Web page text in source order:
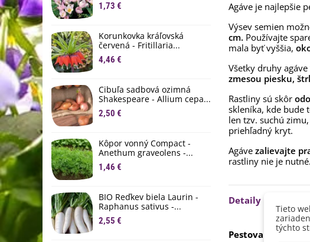
1,73 €
Korunkovka kráľovská
červená - Fritillaria...
4,46 €
Cibuľa sadbová ozimná
Shakespeare - Allium cepa...
2,50 €
Kôpor vonný Compact -
Anethum graveolens -...
1,46 €
BIO Reďkev biela Laurin -
Raphanus sativus -...
2,55 €
8,68 €
Kuchynské
plochu -
3,80 €
Mrkva
Daucus
1,53 €
Ľalia
cibuľoviny - 1
Begónia
Eukalyptus
Blahovičník
4,08 €
Agáve je najlepšie
Výsev semien
cm. Používajte
mala byť vyššia,
Všetky druhy
zmesou piesku,
Rastliny sú skôr
skleníka, kde bude
len tzv. suchú
priehľadný kryt.
Agáve zalievajte
rastliny nie je nutné.
Detaily produktu
Pestovanie
Tieto
týchto